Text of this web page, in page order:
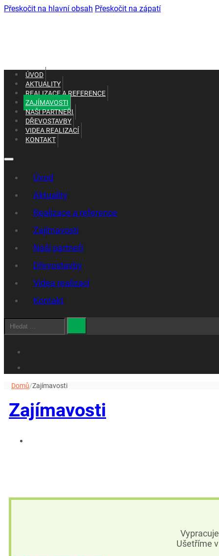
Přeskočit na hlavní obsah Přeskočit na zápatí
+420 602 661 287
ÚVOD
AKTUALITY
REALIZACE A REFERENCE
ZAJÍMAVOSTI
NAŠI PARTNEŘI
DŘEVOSTAVBY
VIDEA REALIZACÍ
KONTAKT
Úvod
Aktuality
Realizace a reference
Zajímavosti
Naši partneři
Dřevostavby
Videa realizací
Kontakt
Hledat
Domů/Zajímavosti
Zajímavosti
Ušetříme